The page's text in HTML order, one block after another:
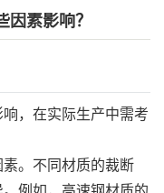
素影响？
，在实际生产中需考
。不同材质的裁断